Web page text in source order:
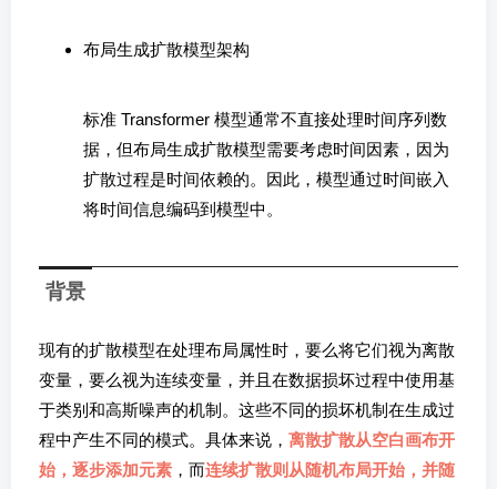
布局生成扩散模型架构
标准 Transformer 模型通常不直接处理时间序列数
据，但布局生成扩散模型需要考虑时间因素，因为
扩散过程是时间依赖的。因此，模型通过时间嵌入
将时间信息编码到模型中。
背景
现有的扩散模型在处理布局属性时，要么将它们视为离散
变量，要么视为连续变量，并且在数据损坏过程中使用基
于类别和高斯噪声的机制。这些不同的损坏机制在生成过
程中产生不同的模式。具体来说， 离散扩散从空白画布开
始，逐步添加元素 ，而连续扩散则从随机布局开始，并随